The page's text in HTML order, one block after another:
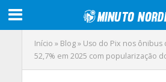
Início » Blog» Uso do Pix nos ônibus
52,7% em 2025 com popularização